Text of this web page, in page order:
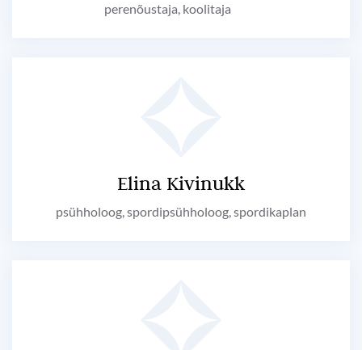
perenõustaja, koolitaja
Elina Kivinukk
psühholoog, spordipsühholoog, spordikaplan